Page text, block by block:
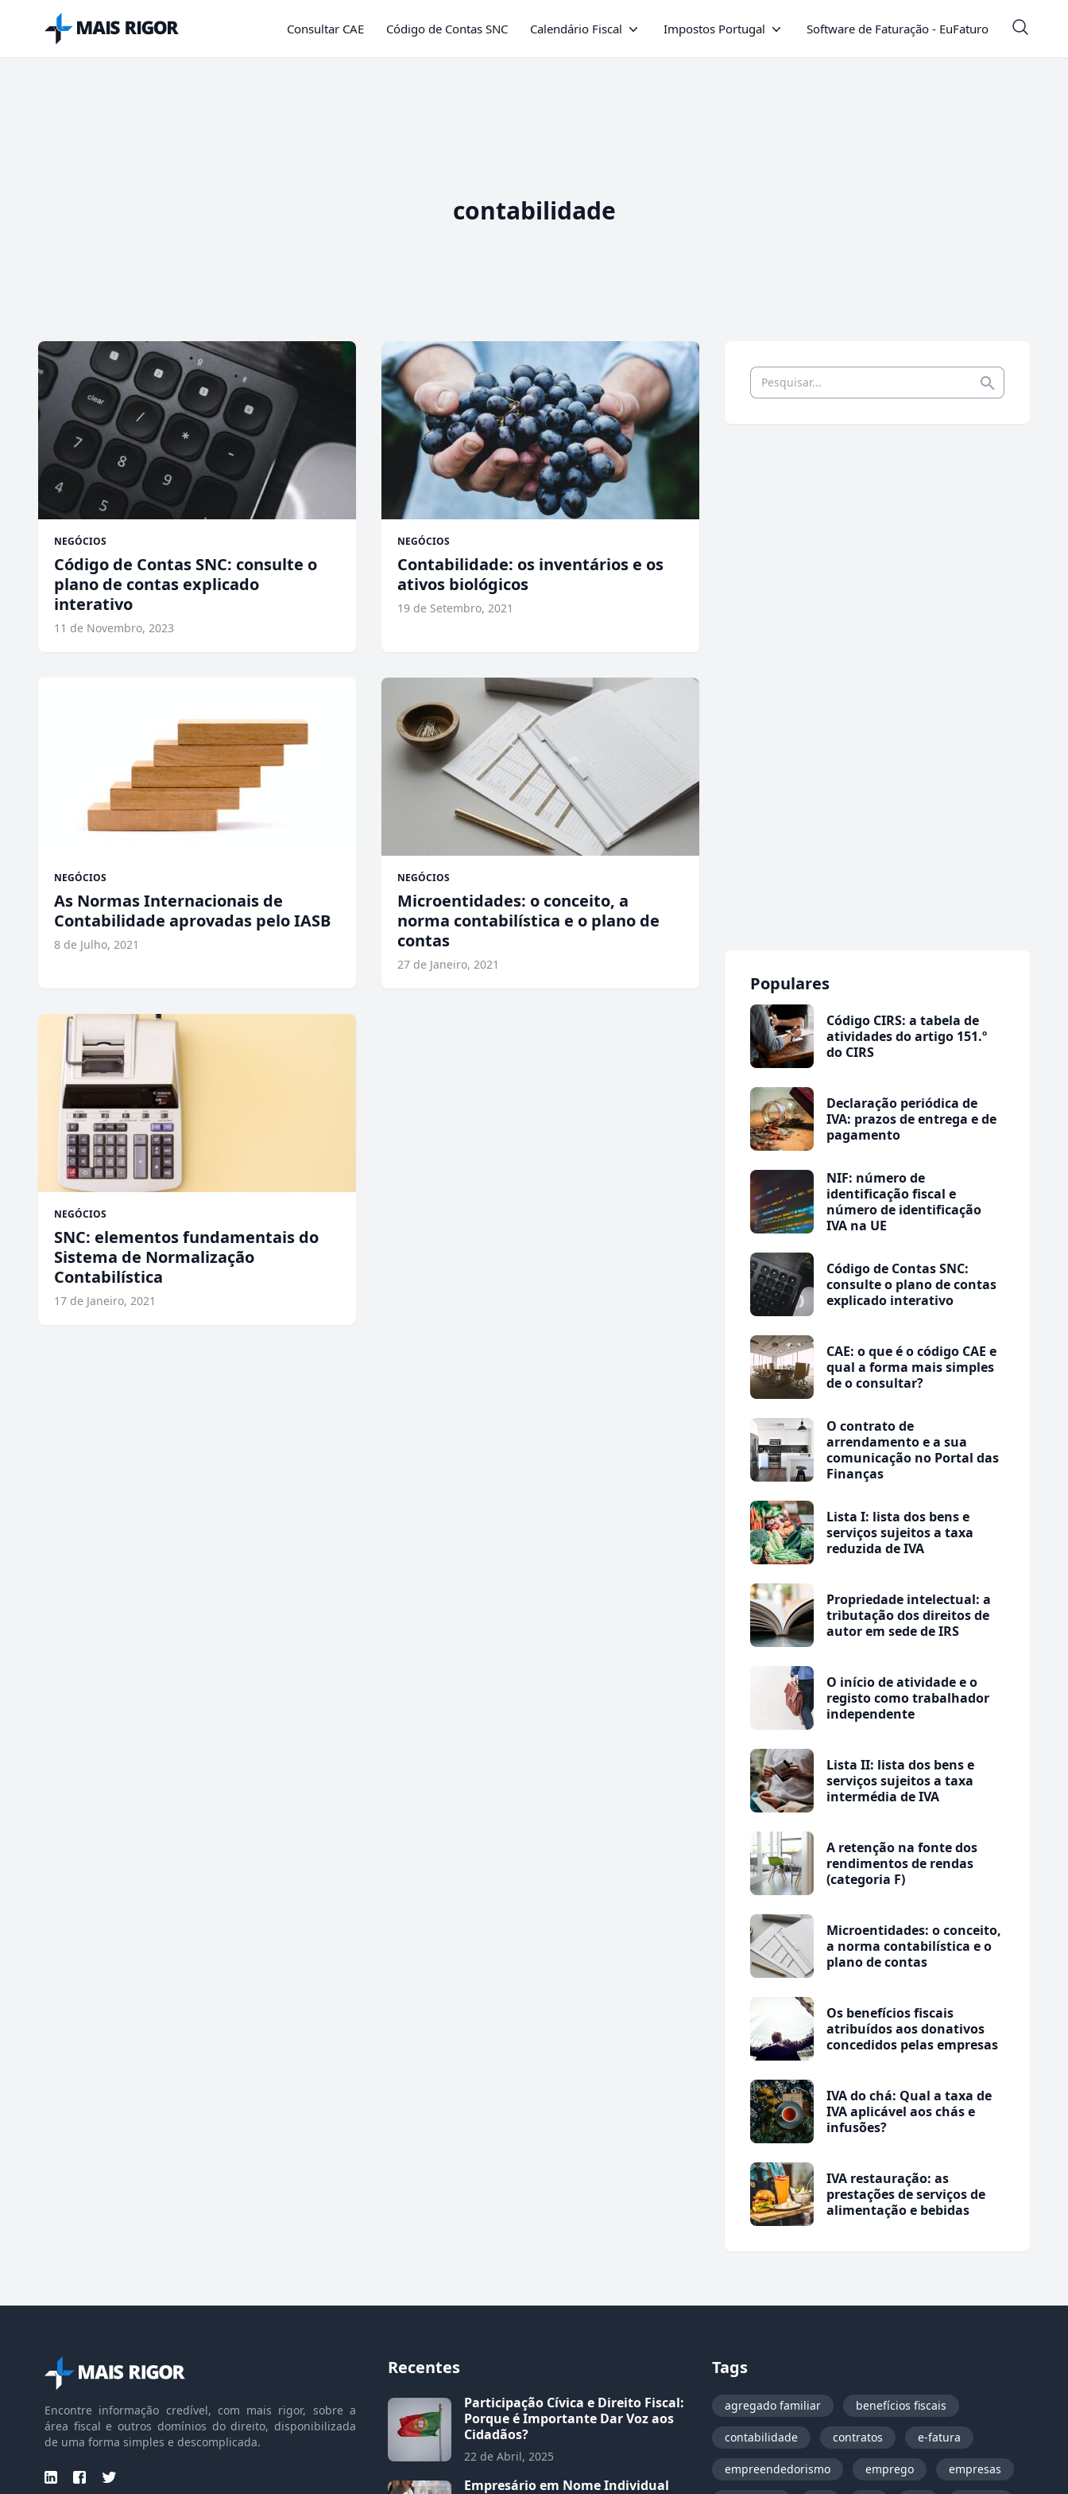
Mais Rigor Consultar CAE Código de Contas SNC Calendário Fiscal Impostos Portugal Software de Faturação - EuFaturo
contabilidade
NEGÓCIOS
Código de Contas SNC: consulte o
plano de contas explicado
interativo
11 de Novembro, 2023
NEGÓCIOS
Contabilidade: os inventários e os
ativos biológicos
19 de Setembro, 2021
NEGÓCIOS
As Normas Internacionais de
Contabilidade aprovadas pelo IASB
8 de Julho, 2021
NEGÓCIOS
Microentidades: o conceito, a
norma contabilística e o plano de
contas
27 de Janeiro, 2021
NEGÓCIOS
SNC: elementos fundamentais do
Sistema de Normalização
Contabilística
17 de Janeiro, 2021
Populares
Código CIRS: a tabela de
atividades do artigo 151.º
do CIRS
Declaração periódica de
IVA: prazos de entrega e de
pagamento
NIF: número de
identificação fiscal e
número de identificação
IVA na UE
Código de Contas SNC:
consulte o plano de contas
explicado interativo
CAE: o que é o código CAE e
qual a forma mais simples
de o consultar?
O contrato de
arrendamento e a sua
comunicação no Portal das
Finanças
Lista I: lista dos bens e
serviços sujeitos a taxa
reduzida de IVA
Propriedade intelectual: a
tributação dos direitos de
autor em sede de IRS
O início de atividade e o
registo como trabalhador
independente
Lista II: lista dos bens e
serviços sujeitos a taxa
intermédia de IVA
A retenção na fonte dos
rendimentos de rendas
(categoria F)
Microentidades: o conceito,
a norma contabilística e o
plano de contas
Os benefícios fiscais
atribuídos aos donativos
concedidos pelas empresas
IVA do chá: Qual a taxa de
IVA aplicável aos chás e
infusões?
IVA restauração: as
prestações de serviços de
alimentação e bebidas
Encontre informação credível, com mais rigor, sobre a
área fiscal e outros domínios do direito, disponibilizada
de uma forma simples e descomplicada.
Recentes
Participação Cívica e Direito Fiscal:
Porque é Importante Dar Voz aos
Cidadãos?
22 de Abril, 2025
Empresário em Nome Individual
Tags
agregado familiar benefícios fiscais
contabilidade contratos e-fatura
empreendedorismo emprego empresas